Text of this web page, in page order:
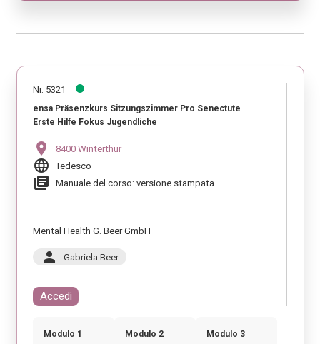
Nr. 5321
ensa Präsenzkurs Sitzungszimmer Pro Senectute
Erste Hilfe Fokus Jugendliche
location_on 8400 Winterthur
language Tedesco
library_books Manuale del corso: versione stampata
Mental Health G. Beer GmbH
person Gabriela Beer
Accedi
Modulo 1 Modulo 2 Modulo 3